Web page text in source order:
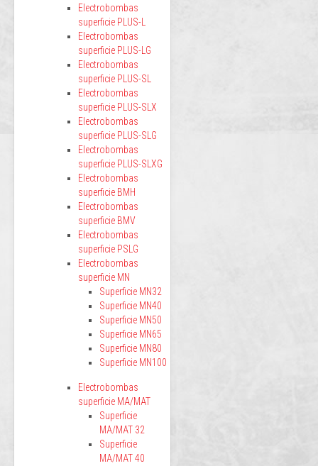
Electrobombas
superficie PLUS-L
Electrobombas
superficie PLUS-LG
Electrobombas
superficie PLUS-SL
Electrobombas
superficie PLUS-SLX
Electrobombas
superficie PLUS-SLG
Electrobombas
superficie PLUS-SLXG
Electrobombas
superficie BMH
Electrobombas
superficie BMV
Electrobombas
superficie PSLG
Electrobombas
superficie MN
Superficie MN32
Superficie MN40
Superficie MN50
Superficie MN65
Superficie MN80
Superficie MN100
Electrobombas
superficie MA/MAT
Superficie
MA/MAT 32
Superficie
MA/MAT 40